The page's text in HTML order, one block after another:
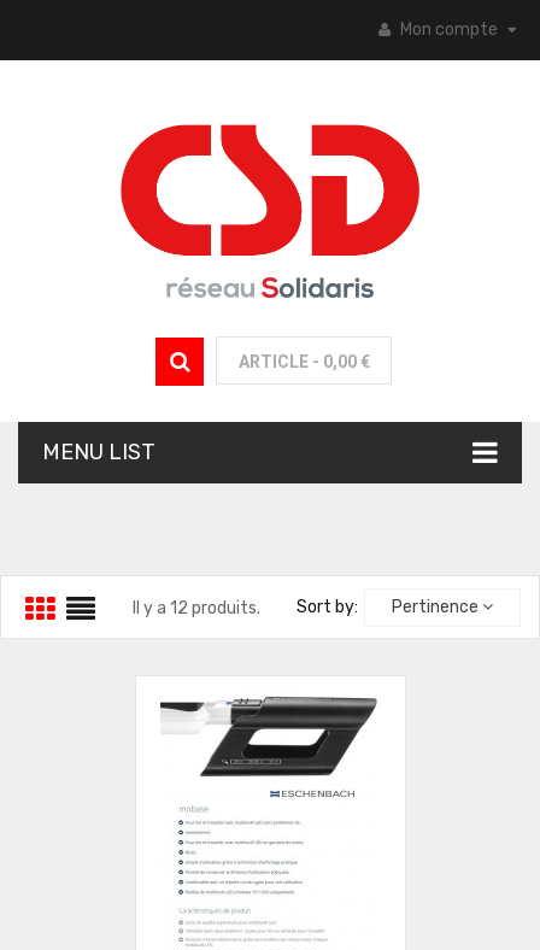
Mon compte
ARTICLE - 0,00 €
MENU LIST
Sort by: Pertinence
Il y a 12 produits.